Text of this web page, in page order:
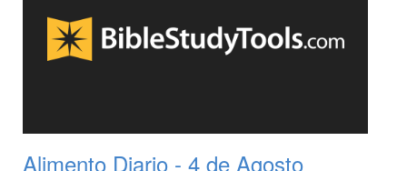
Alimento Diario - 4 de Agosto